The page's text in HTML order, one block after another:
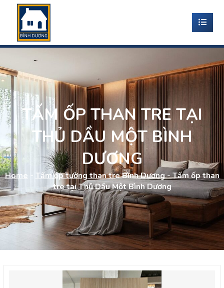
TẤM ỐP THAN TRE TẠI
THỦ DẦU MỘT BÌNH
DƯƠNG
Home - Tấm ốp tường than tre Bình Dương-Tấm ốp than
tre tại Thủ Dầu Một Bình Dương